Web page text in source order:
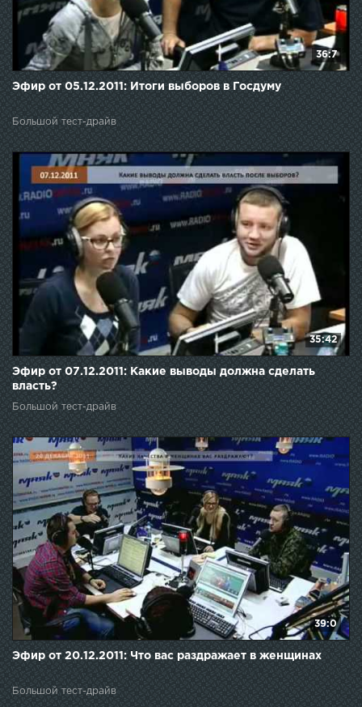
36:7
Эфир от 05.12.2011: Итоги выборов в Госдуму
Большой тест-драйв
35:42
Эфир от 07.12.2011: Какие выводы должна сделать
власть?
Большой тест-драйв
39:0
Эфир от 20.12.2011: Что вас раздражает в женщинах
Большой тест-драйв